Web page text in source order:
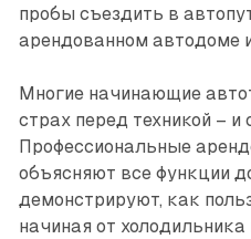
пробы съездить в
арендованном автодоме
Многие начинающие
страх перед техникой – и
Профессиональные
объясняют все функции
демонстрируют, как
начиная от